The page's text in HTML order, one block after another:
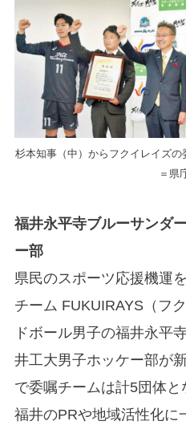
杉本知事（中）からフクイレイズ
＝県
福井永平寺ブルーサンダ
ー部
県民のスポーツ応援機運
チーム FUKUIRAYS（フ
ドボール男子の福井永平
井工大男子ホッケー部が
で委嘱チームは計5団体
福井のPRや地域活性化に